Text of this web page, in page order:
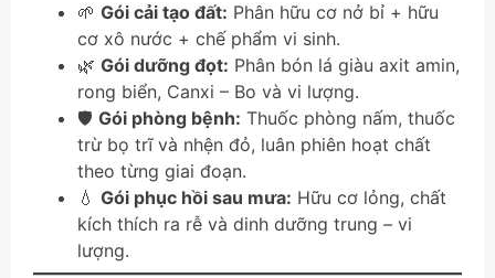
🌱 Gói cải tạo đất: Phân hữu cơ nở bỉ + hữu
cơ xô nước + chế phẩm vi sinh.
🌿 Gói dưỡng đọt: Phân bón lá giàu axit amin,
rong biển, Canxi – Bo và vi lượng.
🛡️ Gói phòng bệnh: Thuốc phòng nấm, thuốc
trừ bọ trĩ và nhện đỏ, luân phiên hoạt chất
theo từng giai đoạn.
💧 Gói phục hồi sau mưa: Hữu cơ lỏng, chất
kích thích ra rễ và dinh dưỡng trung – vi
lượng.